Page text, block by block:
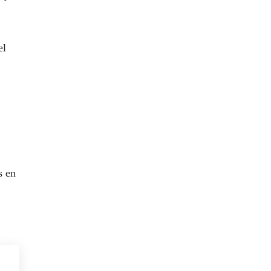
en